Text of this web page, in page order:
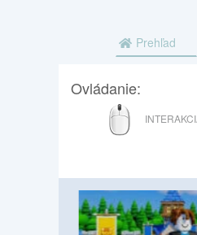
Prehľad
Ovládanie:
MYŠ